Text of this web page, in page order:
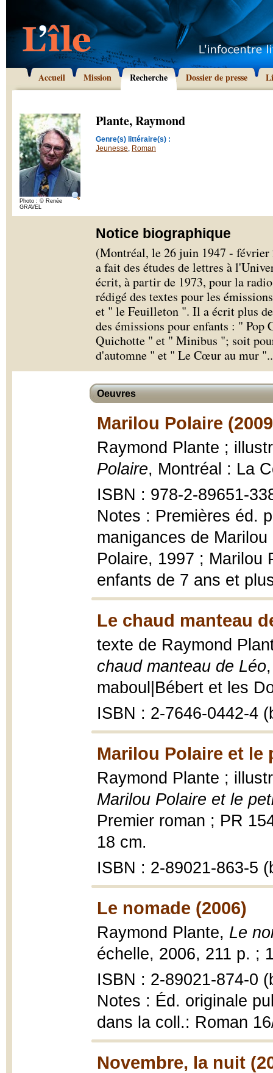
Accueil Mission Recherche Dossier de presse
Photo : © Renée
GRAVEL
Plante, Raymond
Genre(s) littéraire(s) :
Jeunesse, Roman
Notice biographique
(Montréal, le 26 juin 1947 - février
a fait des études de lettres à
écrit, à partir de 1973, pour la
rédigé des textes pour les
et " le Feuilleton ". Il a écrit plus
des émissions pour enfants : "
Quichotte " et " Minibus "; soit
d'automne " et " Le Cœur au mur ".
Oeuvres
Marilou Polaire
Raymond Plante ;
Polaire, Montréal : La
ISBN : 978-2-89651-
Notes : Premières éd.
manigances de
Polaire, 1997 ; Marilou
enfants de 7 ans et
Le chaud manteau
texte de Raymond
chaud manteau de Léo
maboul|Bébert et les
ISBN : 2-7646-0442-4
Marilou Polaire et le
Raymond Plante ;
Marilou Polaire et le
Premier roman ; PR
18 cm.
ISBN : 2-89021-863-5
Le nomade (2006)
Raymond Plante, Le
échelle, 2006, 211 p. ;
ISBN : 2-89021-874-0
Notes : Éd. originale
dans la coll.: Roman
Novembre, la nuit